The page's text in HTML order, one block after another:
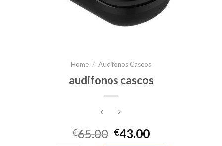
Home / Audifonos Cascos
audifonos cascos
€65.00 €43.00